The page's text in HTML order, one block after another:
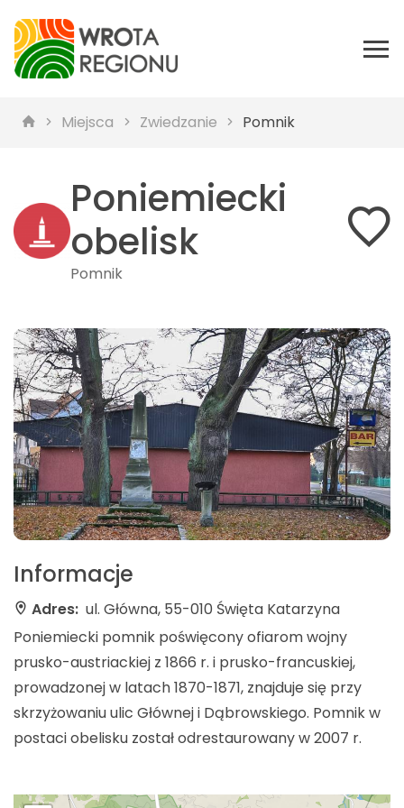
Miejsca Zwiedzanie Pomnik
Poniemiecki
obelisk
Pomnik
Informacje
Adres: ul. Główna, 55-010 Święta Katarzyna
Poniemiecki pomnik poświęcony ofiarom wojny
prusko-austriackiej z 1866 r. i prusko-francuskiej,
prowadzonej w latach 1870-1871, znajduje się przy
skrzyżowaniu ulic Głównej i Dąbrowskiego. Pomnik w
postaci obelisku został odrestaurowany w 2007 r.